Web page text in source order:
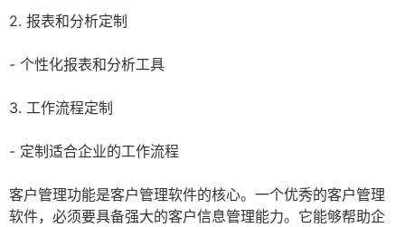
2. 报表和分析定制
- 个性化报表和分析工具
3. 工作流程定制
- 定制适合企业的工作流程
客户管理功能是客户管理软件的核心。一个优秀的客户管理
软件，必须要具备强大的客户信息管理能力。它能够帮助企